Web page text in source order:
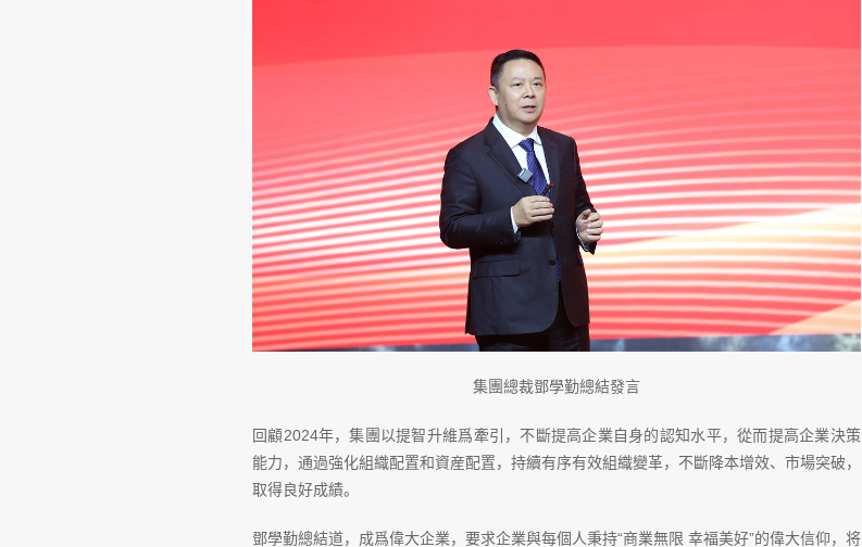
集團總裁鄧學勤總結發言
回顧2024年，集團以提智升維爲牽引，不斷提高企業自身的認知水平，從而提高企業決策
能力，通過強化組織配置和資産配置，持續有序有效組織變革，不斷降本增效、市場突破，
取得良好成績。
鄧學勤總結道，成爲偉大企業，要求企業與每個人秉持“商業無限 幸福美好”的偉大信仰，将